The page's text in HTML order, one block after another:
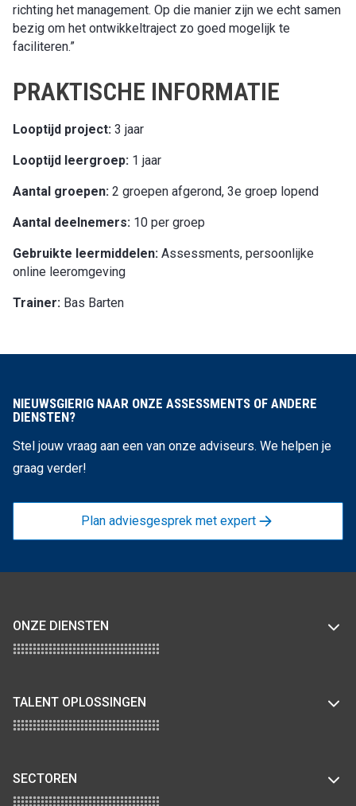
richting het management. Op die manier zijn we echt samen
bezig om het ontwikkeltraject zo goed mogelijk te
faciliteren.”
PRAKTISCHE INFORMATIE
Looptijd project: 3 jaar
Looptijd leergroep: 1 jaar
Aantal groepen: 2 groepen afgerond, 3e groep lopend
Aantal deelnemers: 10 per groep
Gebruikte leermiddelen: Assessments, persoonlijke
online leeromgeving
Trainer: Bas Barten
NIEUWSGIERIG NAAR ONZE ASSESSMENTS OF ANDERE
DIENSTEN?
Stel jouw vraag aan een van onze adviseurs. We helpen je
graag verder!
Plan adviesgesprek met expert
ONZE DIENSTEN
TALENT OPLOSSINGEN
SECTOREN